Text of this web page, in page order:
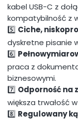
kabel USB-C z
kompatybilność z
5️⃣ Ciche,
dyskretne pisanie
6️⃣
praca z
biznesowymi.
7️⃣ Odporność na
większa trwałość
8️⃣ Regulowany